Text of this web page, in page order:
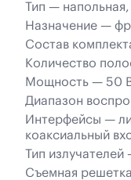
Тип — напольная,
Назначение —
Состав
Количество
Мощность — 50
Диапазон
Интерфейсы —
коаксиальный
Тип
Съемная